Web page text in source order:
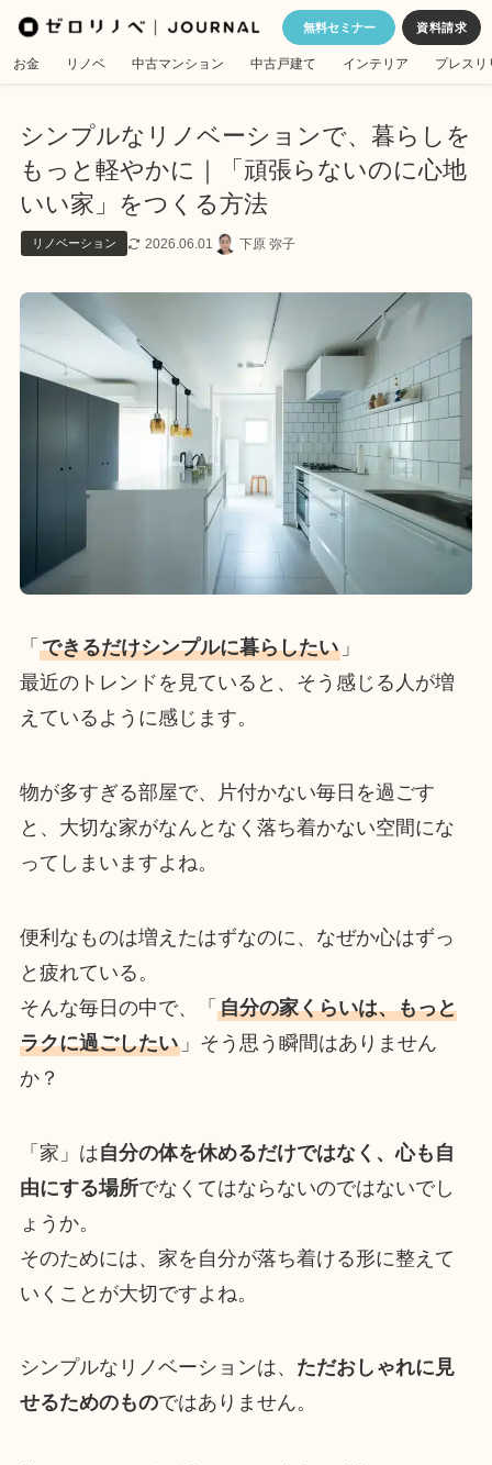
無料セミナー
お金 リノベ 中古マンション 中古戸建て インテリア プレスリ
シンプルなリノベーションで、暮らしを
もっと軽やかに｜「頑張らないのに心地
いい家」をつくる方法
リノベーション 2026.06.01 下原 弥子
「 できるだけシンプルに暮らしたい」
最近のトレンドを見ていると、そう感じる人が増
えているように感じます。
物が多すぎる部屋で、片付かない毎日を過ごす
と、大切な家がなんとなく落ち着かない空間にな
ってしまいますよね。
便利なものは増えたはずなのに、なぜか心はずっ
と疲れている。
そんな毎日の中で、「 自分の家くらいは、もっと
ラクに過ごしたい」そう思う瞬間はありません
か？
「家」は自分の体を休めるだけではなく、心も自
由にする場所でなくてはならないのではないでし
ょうか。
そのためには、家を自分が落ち着ける形に整えて
いくことが大切ですよね。
シンプルなリノベーションは、 ただおしゃれに見
せるためのものではありません。